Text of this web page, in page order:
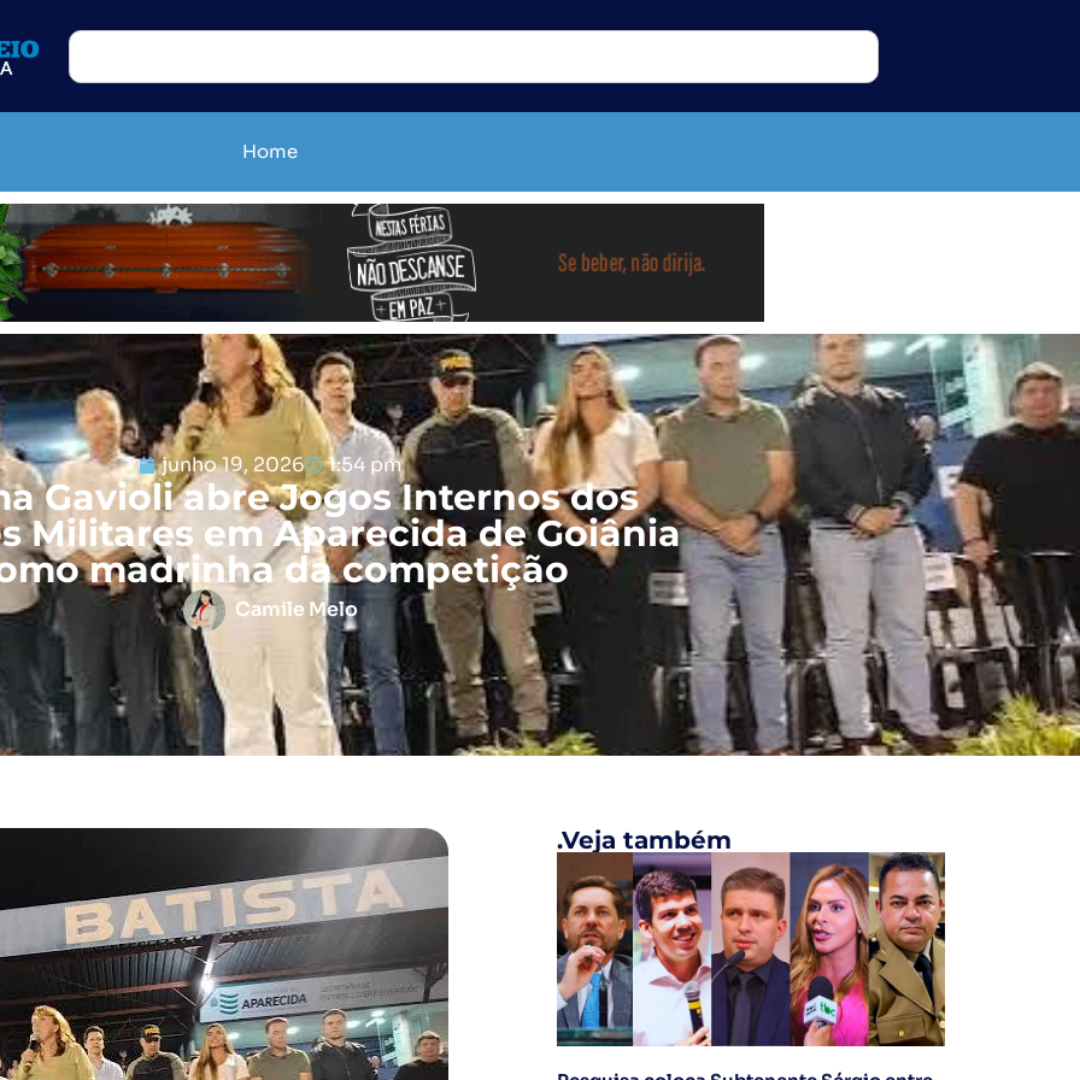
Home
junho 19, 2026 1:54 pm
Gavioli abre Jogos Internos dos
Militares em Aparecida de Goiânia
madrinha da competição
Camile Melo
.Veja também